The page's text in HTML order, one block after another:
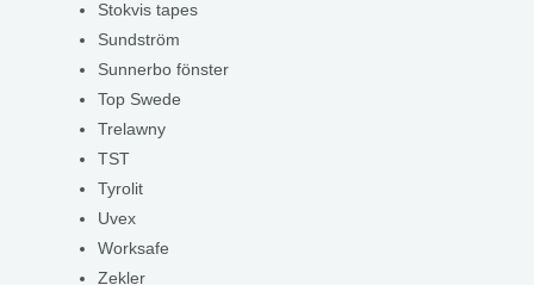
Stokvis tapes
Sundström
Sunnerbo fönster
Top Swede
Trelawny
TST
Tyrolit
Uvex
Worksafe
Zekler